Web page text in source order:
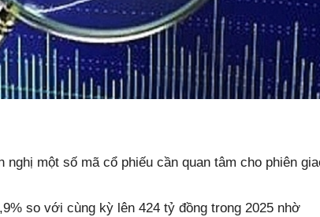
một số mã cổ phiếu cần quan tâm cho phiên
so với cùng kỳ lên 424 tỷ đồng trong 2025 nhờ